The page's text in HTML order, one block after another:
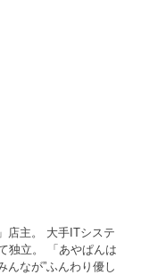
店主。 大手ITシステ
独立。 「あやぱんは
んなが”ふんわり優し